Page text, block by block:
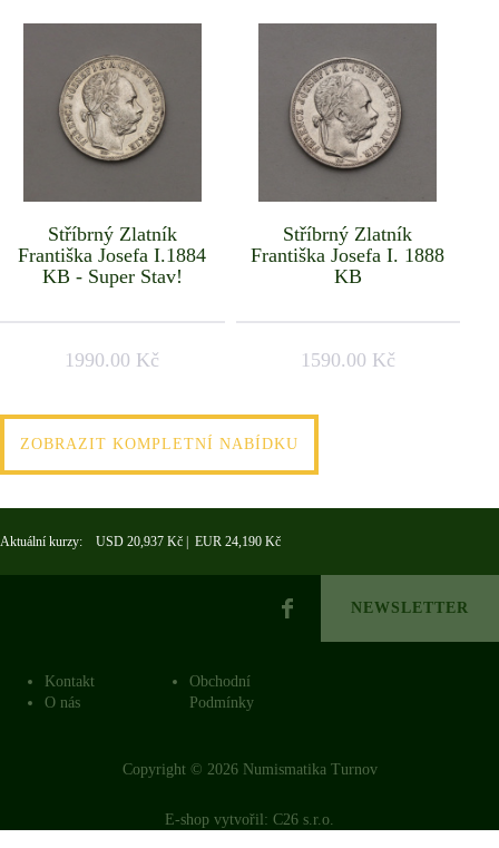
Stříbrný Zlatník
Františka Josefa I.1884
KB - Super Stav!
1990.00 Kč
Stříbrný Zlatník
Františka Josefa I. 1888
KB
1590.00 Kč
ZOBRAZIT KOMPLETNÍ NABÍDKU
Aktuální kurzy: USD 20,937 Kč | EUR 24,190 Kč
NEWSLETTER
Kontakt
O nás
Obchodní
Podmínky
Copyright © 2026 Numismatika Turnov
E-shop vytvořil: C26 s.r.o.